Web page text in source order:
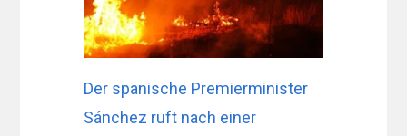
Der spanische Premierminister
Sánchez ruft nach einer